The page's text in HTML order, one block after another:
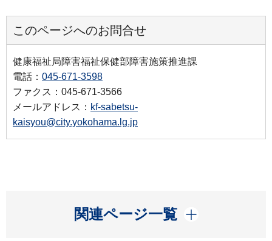
このページへのお問合せ
健康福祉局障害福祉保健部障害施策推進課
電話： 045-671-3598
ファクス：045-671-3566
メールアドレス： kf-sabetsu-
kaisyou@city.yokohama.lg.jp
関連ページ一覧
開く